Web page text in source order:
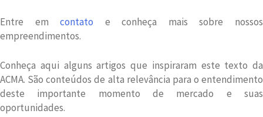
Entre emcontato e conheça mais sobre nossos
empreendimentos.
Conheça aqui alguns artigos que inspiraram este texto da
ACMA. São conteúdos de alta relevância para o entendimento
deste importante momento de mercado e suas
oportunidades.